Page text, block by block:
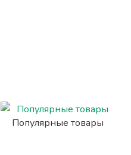
Популярные товары